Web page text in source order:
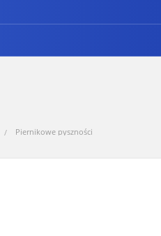
Piernikowe pyszności